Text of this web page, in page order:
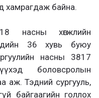
хамрагдаж байна.
насны хөгжлийн
36 хувь буюу
насны 3817
боловсролын
аж. Тэдний сургууль,
байгаагийн голлох